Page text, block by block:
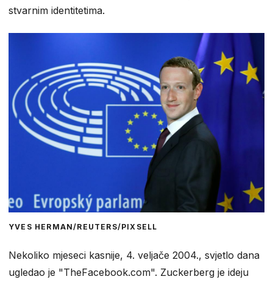
stvarnim identitetima.
YVES HERMAN/REUTERS/PIXSELL
Nekoliko mjeseci kasnije, 4. veljače 2004., svjetlo dana
ugledao je "TheFacebook.com". Zuckerberg je ideju